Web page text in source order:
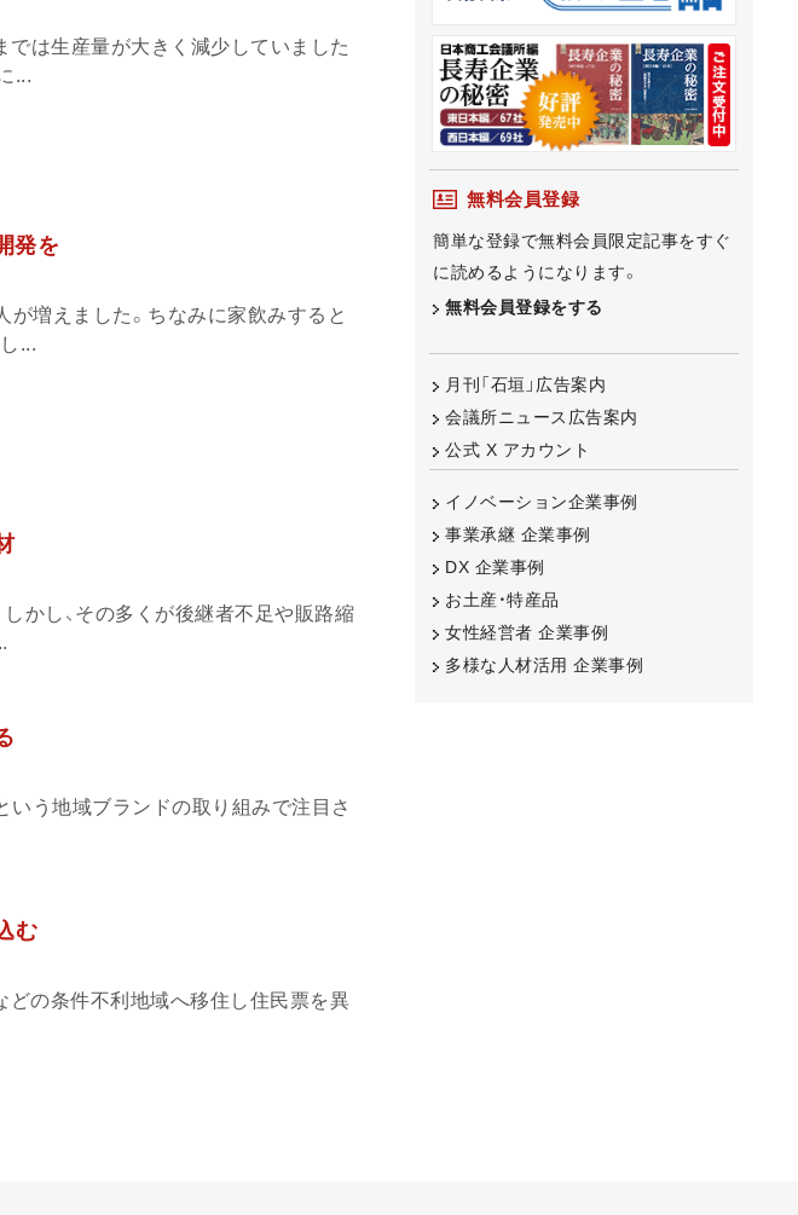
は生産量が大きく減少していました
...
発を
が増えました。ちなみに家飲みすると
...
かし、その多くが後継者不足や販路縮
いう地域ブランドの取り組みで注目さ
む
どの条件不利地域へ移住し住民票を異
無料会員登録
簡単な登録で無料会員限定記事をすぐ
に読めるようになります。
無料会員登録をする
月刊「石垣」広告案内
会議所ニュース広告案内
公式 X アカウント
イノベーション企業事例
事業承継 企業事例
DX 企業事例
お土産・特産品
女性経営者 企業事例
多様な人材活用 企業事例